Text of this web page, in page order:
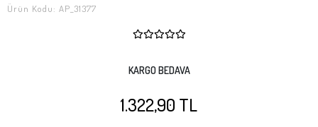
Ürün Kodu: AP_31377
KARGO BEDAVA
1.322,90 TL